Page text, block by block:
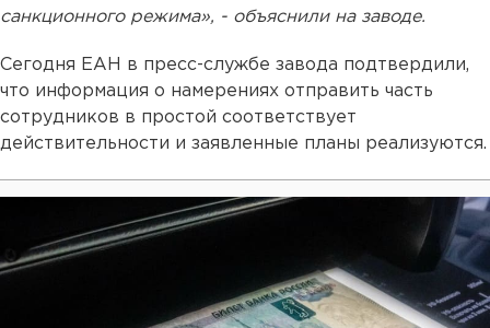
санкционного режима», - объяснили на заводе.
Сегодня ЕАН в пресс-службе завода подтвердили,
что информация о намерениях отправить часть
сотрудников в простой соответствует
действительности и заявленные планы реализуются.